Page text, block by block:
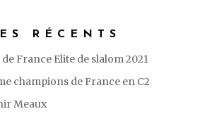
RÉCENTS
France Elite de slalom 2021
champions de France en C2
Meaux